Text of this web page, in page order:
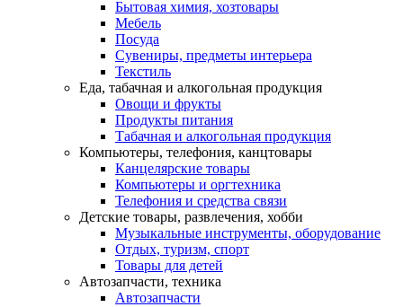
Бытовая химия, хозтовары
Мебель
Посуда
Сувениры, предметы интерьера
Текстиль
Еда, табачная и алкогольная продукция
Овощи и фрукты
Продукты питания
Табачная и алкогольная продукция
Компьютеры, телефония, канцтовары
Канцелярские товары
Компьютеры и оргтехника
Телефония и средства связи
Детские товары, развлечения, хобби
Музыкальные инструменты, оборудование
Отдых, туризм, спорт
Товары для детей
Автозапчасти, техника
Автозапчасти